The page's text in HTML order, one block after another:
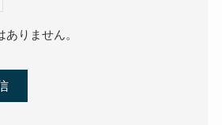
りません。